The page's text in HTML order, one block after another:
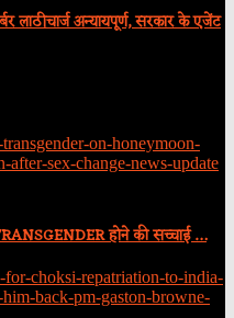
लाठीचार्ज अन्यायपूर्ण, सरकार के एजेंट
होने की सच्चाई …